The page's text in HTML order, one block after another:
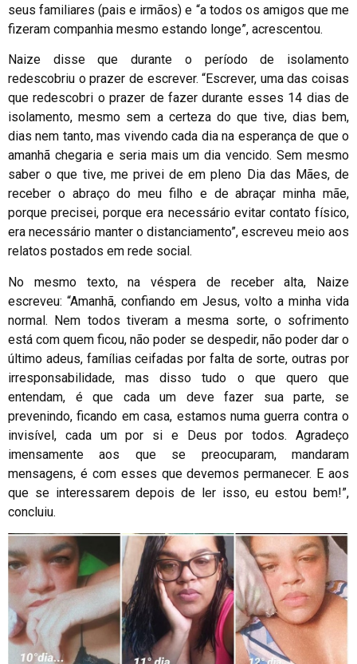
seus familiares (pais e irmãos) e “a todos os amigos que me
fizeram companhia mesmo estando longe”, acrescentou.
Naize disse que durante o período de isolamento
redescobriu o prazer de escrever. “Escrever, uma das coisas
que redescobri o prazer de fazer durante esses 14 dias de
isolamento, mesmo sem a certeza do que tive, dias bem,
dias nem tanto, mas vivendo cada dia na esperança de que o
amanhã chegaria e seria mais um dia vencido. Sem mesmo
saber o que tive, me privei de em pleno Dia das Mães, de
receber o abraço do meu filho e de abraçar minha mãe,
porque precisei, porque era necessário evitar contato físico,
era necessário manter o distanciamento”, escreveu meio aos
relatos postados em rede social.
No mesmo texto, na véspera de receber alta, Naize
escreveu: “Amanhã, confiando em Jesus, volto a minha vida
normal. Nem todos tiveram a mesma sorte, o sofrimento
está com quem ficou, não poder se despedir, não poder dar o
último adeus, famílias ceifadas por falta de sorte, outras por
irresponsabilidade, mas disso tudo o que quero que
entendam, é que cada um deve fazer sua parte, se
prevenindo, ficando em casa, estamos numa guerra contra o
invisível, cada um por si e Deus por todos. Agradeço
imensamente aos que se preocuparam, mandaram
mensagens, é com esses que devemos permanecer. E aos
que se interessarem depois de ler isso, eu estou bem!”,
concluiu.